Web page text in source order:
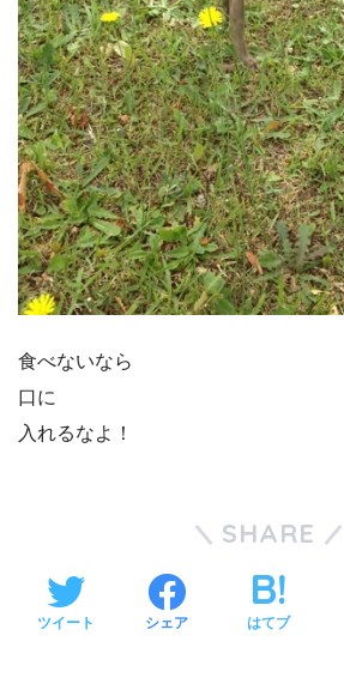
食べないなら
口に
入れるなよ！
SHARE
ツイート シェア はてブ